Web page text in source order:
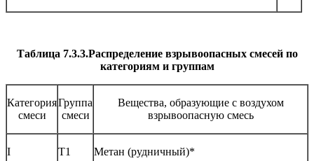
Таблица 7.3.3.Распределение взрывоопасных смесей по
категориям и группам
Категория
смеси
Группа
смеси
Вещества, образующие с воздухом
взрывоопасную смесь
I Т1 Метан (рудничный)*